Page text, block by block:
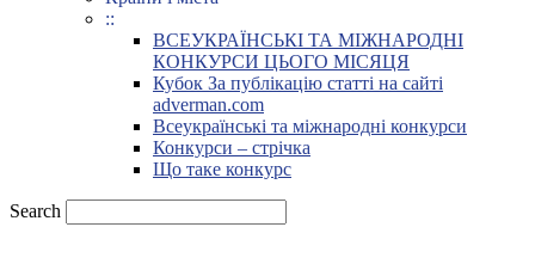
::
ВСЕУКРАЇНСЬКІ ТА МІЖНАРОДНІ
КОНКУРСИ ЦЬОГО МІСЯЦЯ
Кубок За публікацію статті на сайті
adverman.com
Всеукраїнські та міжнародні конкурси
Конкурси – стрічка
Що таке конкурс
Search